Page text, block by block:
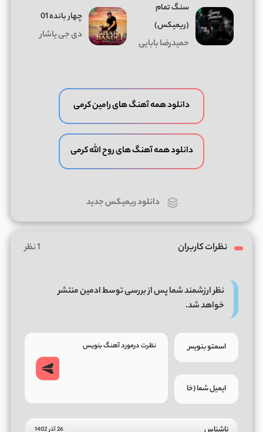
سنگ تمام
(ریمیکس)
حمیدرضا بابایی
چهار بانده 01
دی جی یاشار
دانلود همه آهنگ های رامین کرمی
دانلود همه آهنگ های روح الله کرمی
دانلود ریمیکس جدید
نظرات کاربران 1 نظر
نظر ارزشمند شما پس از بررسی توسط ادمین منتشر
خواهد شد.